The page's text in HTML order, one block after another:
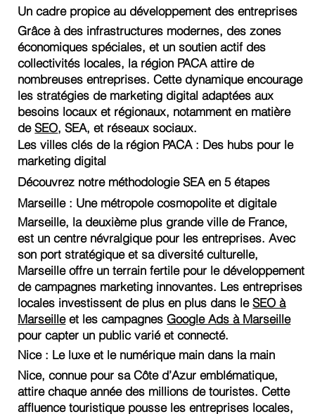
Un cadre propice au développement des entreprises
Grâce à des infrastructures modernes, des zones
économiques spéciales, et un soutien actif des
collectivités locales, la région PACA attire de
nombreuses entreprises. Cette dynamique encourage
les stratégies de marketing digital adaptées aux
besoins locaux et régionaux, notamment en matière
deSEO, SEA, et réseaux sociaux.
Les villes clés de la région PACA : Des hubs pour le
marketing digital
Marseille : Une métropole cosmopolite et digitale
Marseille, la deuxième plus grande ville de France,
est un centre névralgique pour les entreprises. Avec
son port stratégique et sa diversité culturelle,
Marseille offre un terrain fertile pour le développement
de campagnes marketing innovantes. Les entreprises
locales investissent de plus en plus dans leSEO à
Marseilleet les campagnes Google Ads à Marseille
pour capter un public varié et connecté.
Nice : Le luxe et le numérique main dans la main
Nice, connue pour sa Côte d’Azur emblématique,
attire chaque année des millions de touristes. Cette
affluence touristique pousse les entreprises locales,
Découvrez notre méthodologie SEA en 5 étapes